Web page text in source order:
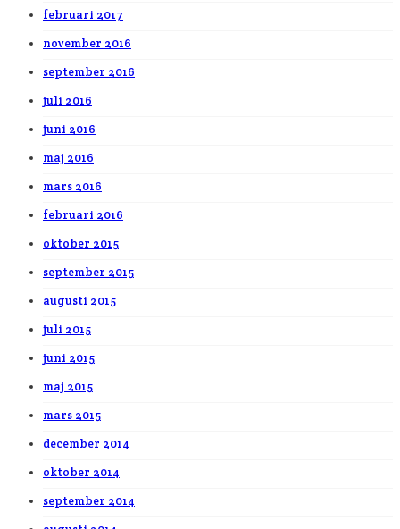
februari 2017
november 2016
september 2016
juli 2016
juni 2016
maj 2016
mars 2016
februari 2016
oktober 2015
september 2015
augusti 2015
juli 2015
juni 2015
maj 2015
mars 2015
december 2014
oktober 2014
september 2014